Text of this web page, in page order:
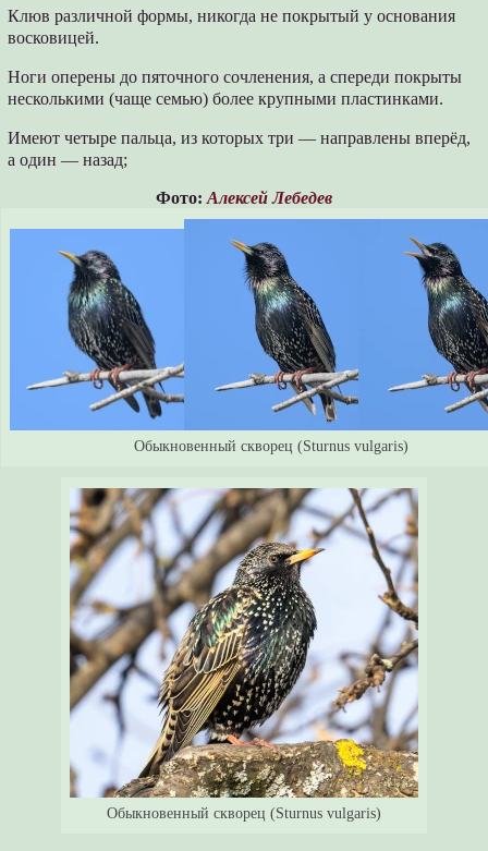
Клюв различной формы, никогда не покрытый у основания
восковицей.
Ноги оперены до пяточного сочленения, а спереди покрыты
несколькими (чаще семью) более крупными пластинками.
Имеют четыре пальца, из которых три — направлены вперёд,
а один — назад;
Фото:Алексей Лебедев
Обыкновенный скворец (Sturnus vulgaris)
Обыкновенный скворец (Sturnus vulgaris)